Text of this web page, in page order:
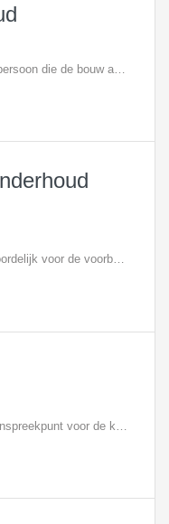
Als werkvoorbereider ben je verantwoordelijk voor de voorbereiding en de begeleiding van één of meerdere onderhoud- en renovatieprojecten. Je bent medeverantwoordelijk voor het behalen van de vooraf gestelde doelstellingen. Om deze doelstellingen te behalen stel je planningen en inkoopopdrachten op en zorg je voor de complete technische werkvoorbereiding. Je beoordeelt eveneens leveranciers en zorgt ervoor dat de gegevens voor de financiële bewaking en de afhandeling van projecten kloppen. Ook het signaleren en berekenen van meer- en minderwerk behoort tot jouw verantwoordelijkheden. Tot slot controleer, registreer en distribueer je documenten.